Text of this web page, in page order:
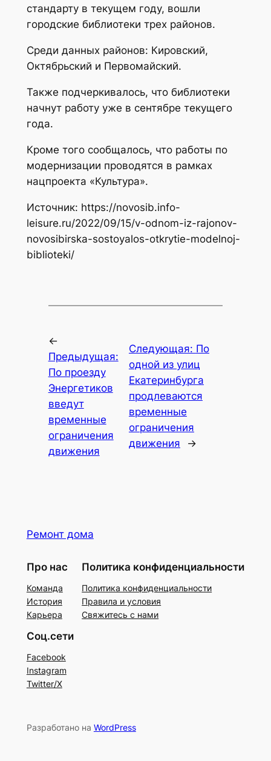
стандарту в текущем году, вошли
городские библиотеки трех районов.
Среди данных районов: Кировский,
Октябрьский и Первомайский.
Также подчеркивалось, что библиотеки
начнут работу уже в сентябре текущего
года.
Кроме того сообщалось, что работы по
модернизации проводятся в рамках
нацпроекта «Культура».
Источник: https://novosib.info-
leisure.ru/2022/09/15/v-odnom-iz-rajonov-
novosibirska-sostoyalos-otkrytie-modelnoj-
biblioteki/
←
Предыдущая:
По проезду
Энергетиков
введут
временные
ограничения
движения
Следующая: По
одной из улиц
Екатеринбурга
продлеваются
временные
ограничения
движения
→
Ремонт дома
Про нас
Команда
История
Карьера
Политика конфиденциальности
Политика конфиденциальности
Правила и условия
Свяжитесь с нами
Соц.сети
Facebook
Instagram
Twitter/X
Разработано на WordPress